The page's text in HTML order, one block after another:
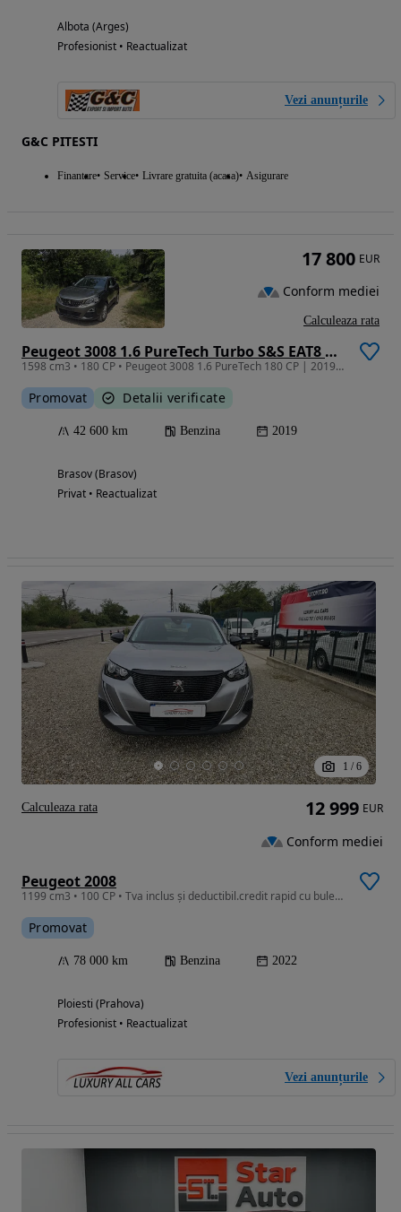
Albota (Arges)
Profesionist • Reactualizat
Vezi anunțurile
G&C PITESTI
Finantare Service Livrare gratuita (acasa) Asigurare
Peugeot 3008 1.6 PureTech Turbo S&S EAT8 Active
1598 cm3 • 180 CP • Peugeot 3008 1.6 PureTech 180 CP | 2019 | 42600 km | UNIC PROPRIETAR
Promovat Detalii verificate
42 600 km Benzina 2019
Brasov (Brasov)
Privat • Reactualizat
17 800 EUR
Conform mediei
Calculeaza rata
1 / 6
Peugeot 2008
1199 cm3 • 100 CP • Tva inclus și deductibil.credit rapid cu buletinul
Promovat
78 000 km Benzina 2022
Ploiesti (Prahova)
Profesionist • Reactualizat
Vezi anunțurile
12 999 EUR
Conform mediei
Calculeaza rata